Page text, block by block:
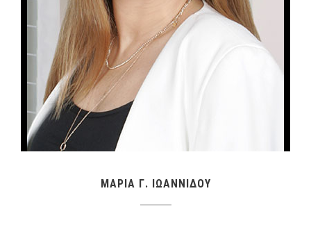
ΜΑΡΙΑ Γ. ΙΩΑΝΝΙΔΟΥ